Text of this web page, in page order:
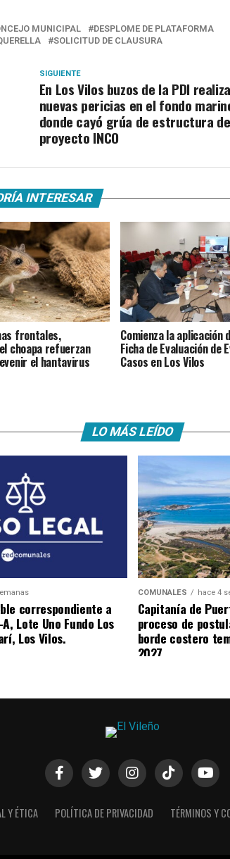
MUNICIPAL
DESPLOME DE PLATAFORMA
SOLICITUD DE CLAUSURA
SIGUIENTE
En Los Vilos buzos de la PDI
nuevas pericias en el fondo
donde cayó grúa de estructura
proyecto INCO
INTERESAR
frontales,
choapa refuerzan
el hantavirus
Comienza la aplicación
Ficha de Evaluación de
Casos en Los Vilos
LO MÁS LEÍDO
correspondiente a
Lote Uno Fundo Los
Los Vilos.
COMUNALES hace 4
Capitanía de
proceso de
borde costero
2027
Y ÉTICA POLÍTICA DE PRIVACIDAD TÉRMINOS Y